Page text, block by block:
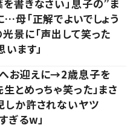
を書きなさい」息子の”ま
母「正解でよいでしょう
景に「声出して笑った
います」
お迎えに→2歳息子を
とめっちゃ笑った」まさ
しか許されないヤツ
ぎるw」